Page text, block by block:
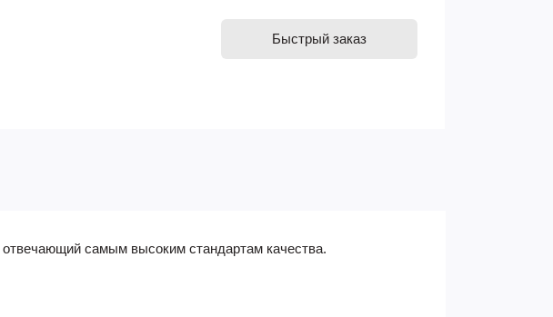
Быстрый заказ
самым высоким стандартам качества.